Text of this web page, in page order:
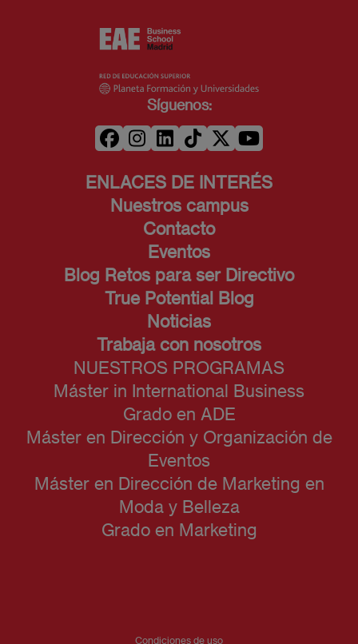
Síguenos:
ENLACES DE INTERÉS
Nuestros campus
Contacto
Eventos
Blog Retos para ser Directivo
True Potential Blog
Noticias
Trabaja con nosotros
NUESTROS PROGRAMAS
Máster in International Business
Grado en ADE
Máster en Dirección y Organización de
Eventos
Máster en Dirección de Marketing en
Moda y Belleza
Grado en Marketing
Condiciones de uso